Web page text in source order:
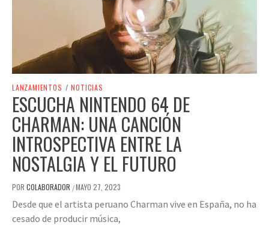
LANZAMIENTOS / NOTICIAS
ESCUCHA NINTENDO 64 DE
CHARMAN: UNA CANCIÓN
INTROSPECTIVA ENTRE LA
NOSTALGIA Y EL FUTURO
POR COLABORADOR /MAYO 27, 2023
Desde que el artista peruano Charman vive en España, no ha
cesado de producir música,